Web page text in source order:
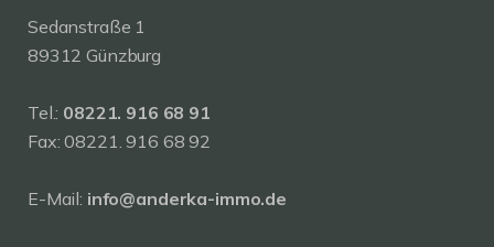
Sedanstraße 1
89312 Günzburg
Tel.: 08221. 916 68 91
Fax: 08221. 916 68 92
E-Mail: info@anderka-immo.de